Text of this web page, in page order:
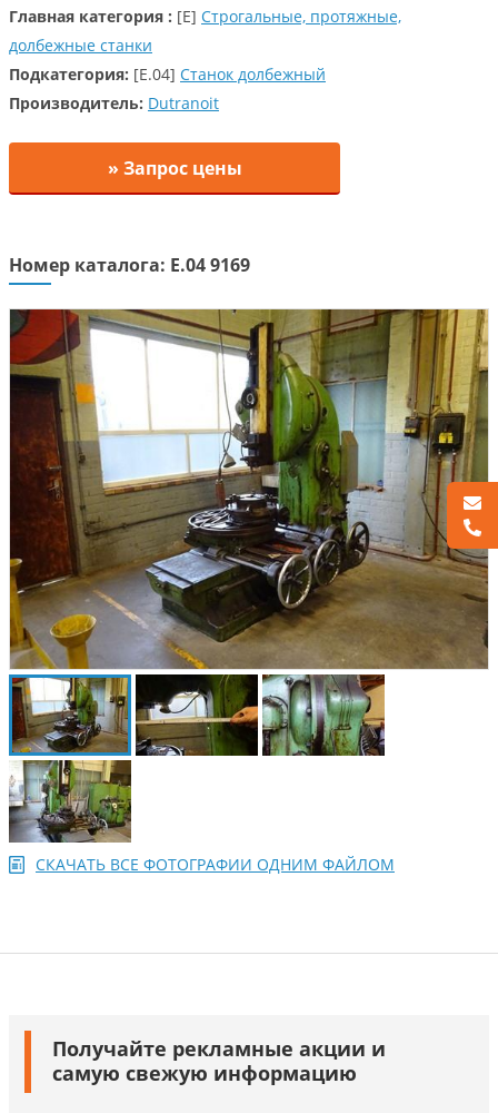
Главная категория : [E] Строгальные, протяжные,
долбежные станки
Подкатегория: [E.04] Cтанок долбежный
Производитель: Dutranoit
» Запрос цены
Номер каталога: E.04 9169
СКАЧАТЬ ВСЕ ФОТОГРАФИИ ОДНИМ ФАЙЛОМ
Получайте рекламные акции и
самую свежую информацию